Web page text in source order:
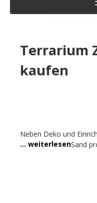
Terrarium
kaufen
Neben Deko und
Substraten und Sand
variantenreicher
Sicherheit über
Pools und